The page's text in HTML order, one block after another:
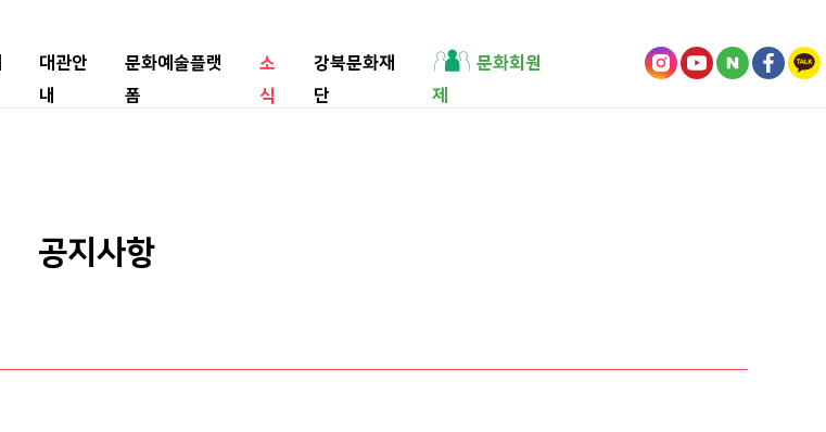
대관안
내
문화예술플랫
폼
소
식
강북문화재
단
문화회원
제
공지사항